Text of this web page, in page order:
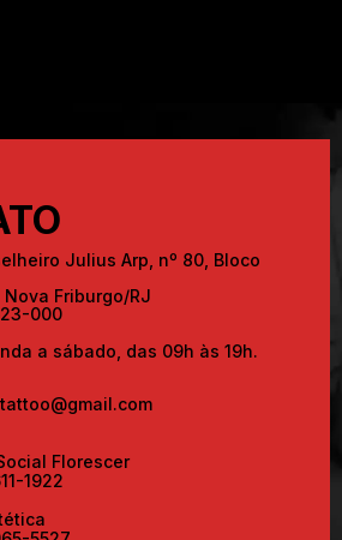
Julius Arp, nº 80, Bloco
Friburgo/RJ
000
a sábado, das 09h às 19h.
Florescer
1922